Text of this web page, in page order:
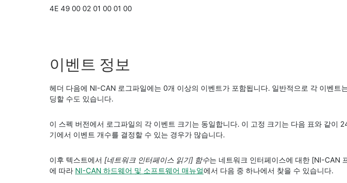
4E 49 00 02 01 00 01 00
이벤트 정보
헤더 다음에 NI-CAN 로그파일에는 0개 이상의 이벤트가 포함됩니다. 일반적으로 각 이벤
딩할 수도 있습니다.
이 스펙 버전에서 로그파일의 각 이벤트 크기는 동일합니다. 이 고정 크기는 다음 표와 같이
기에서 이벤트 개수를 결정할 수 있는 경우가 많습니다.
이후 텍스트에서 [네트워크 인터페이스 읽기] 함수는 네트워크 인터페이스에 대한 [NI-CAN
에 따라 NI-CAN 하드웨어 및 소프트웨어 매뉴얼에서 다음 중 하나에서 찾을 수 있습니다.